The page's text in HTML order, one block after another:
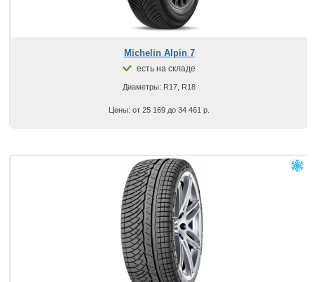
Michelin Alpin 7
есть на складе
Диаметры: R17, R18
Цены: от 25 169 до 34 461 р.